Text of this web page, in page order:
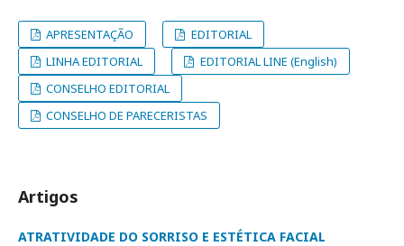
APRESENTAÇÃO
EDITORIAL
LINHA EDITORIAL
EDITORIAL LINE (English)
CONSELHO EDITORIAL
CONSELHO DE PARECERISTAS
Artigos
ATRATIVIDADE DO SORRISO E ESTÉTICA FACIAL